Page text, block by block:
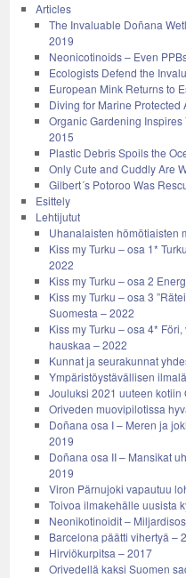
Articles
The Invaluable Doñana
2019
Neonicotinoids – Even
Ecologists Defend the
European Mink Returns to
Diving for Marine Protected
Organic Gardening
2015
Plastic Debris Spoils the
Only Cute and Cuddly Are
Gilbert´s Potoroo Was
Esittely
Lehtijutut
Uhanalaisten hömötiaisten
Kiss my Turku – osa 1*
2022
Kiss my Turku – osa 2
Kiss my Turku – osa 3
Suomesta – 2022
Kiss my Turku – osa 4*
hauskaa – 2022
Kunnat ja seurakunnat
Ympäristöystävällisen
Jouluksi 2021 uuteen kotiin
Oriveden muovipilotissa
Doñana osa I – Meren ja
2019
Doñana osa II – Mansikat
2019
Viron Pärnujoki vapautuu
Toivoa ilmakehälle uusista
Neonikotinoidit –
Barcelona päätti vihertyä –
Hirviökurpitsa – 2017
Orivedellä kaksi Suomen